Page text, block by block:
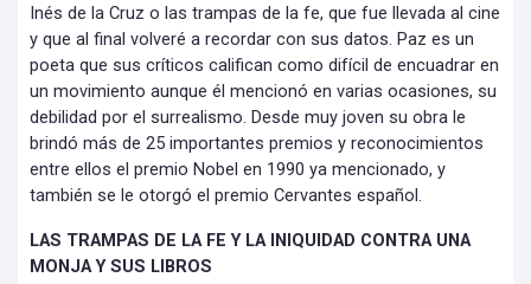
Inés de la Cruz o las trampas de la fe, que fue llevada al cine
y que al final volveré a recordar con sus datos. Paz es un
poeta que sus críticos califican como difícil de encuadrar en
un movimiento aunque él mencionó en varias ocasiones, su
debilidad por el surrealismo. Desde muy joven su obra le
brindó más de 25 importantes premios y reconocimientos
entre ellos el premio Nobel en 1990 ya mencionado, y
también se le otorgó el premio Cervantes español.
LAS TRAMPAS DE LA FE Y LA INIQUIDAD CONTRA UNA
MONJA Y SUS LIBROS